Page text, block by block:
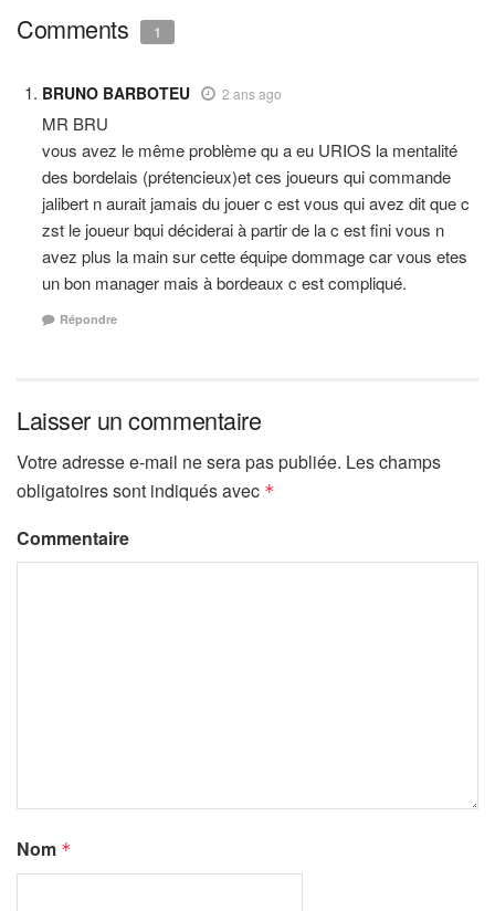
Comments 1
BRUNO BARBOTEU 2 ans ago
MR BRU
vous avez le même problème qu a eu URIOS la mentalité
des bordelais (prétencieux)et ces joueurs qui commande
jalibert n aurait jamais du jouer c est vous qui avez dit que c
zst le joueur bqui déciderai à partir de la c est fini vous n
avez plus la main sur cette équipe dommage car vous etes
un bon manager mais à bordeaux c est compliqué.
Répondre
Laisser un commentaire
Votre adresse e-mail ne sera pas publiée. Les champs
obligatoires sont indiqués avec *
Commentaire
Nom *